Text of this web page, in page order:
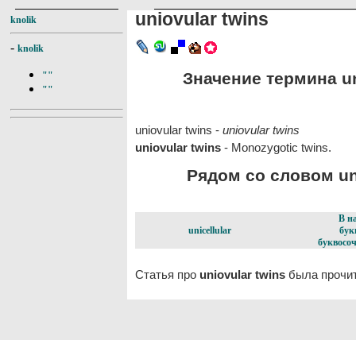
knolik
- knolik
""
""
uniovular twins
Значение термина
uniovular twins - uniovular twins
uniovular twins - Monozygotic twins.
Рядом со словом
unicellular
В
Статья про uniovular twins была